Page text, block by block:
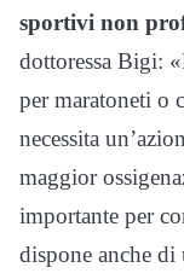
sportivi non
dottoressa Bigi:
per maratoneti o
necessita
maggior
importante per
dispone anche di